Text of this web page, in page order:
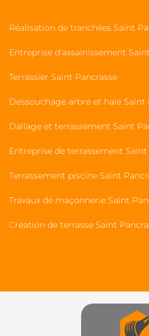
Réalisation de tranchées Saint
Entreprise d'assainissement
Terrassier Saint Pancrasse
Dessouchage arbre et haie Saint
Dallage et terrassement Saint
Entreprise de terrassement Saint
Terrassement piscine Saint
Travaux de maçonnerie Saint
Création de terrasse Saint